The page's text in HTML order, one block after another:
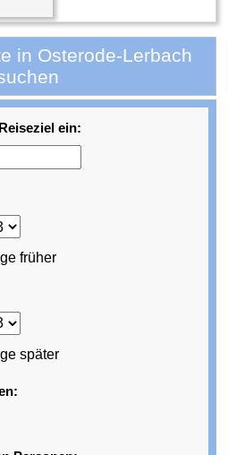
in Osterode-Lerbach
ein:
früher
später